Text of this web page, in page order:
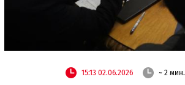
15:13 02.06.2026 ~ 2 мин.